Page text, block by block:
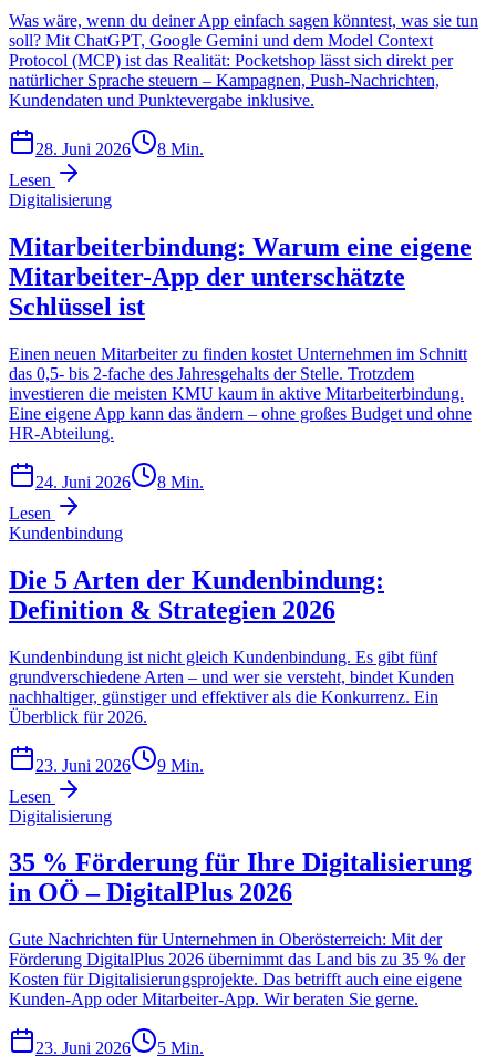
Was wäre, wenn du deiner App einfach sagen könntest, was sie tun
soll? Mit ChatGPT, Google Gemini und dem Model Context
Protocol (MCP) ist das Realität: Pocketshop lässt sich direkt per
natürlicher Sprache steuern – Kampagnen, Push-Nachrichten,
Kundendaten und Punktevergabe inklusive.
28. Juni 2026 8 Min.
Lesen
Digitalisierung
Mitarbeiterbindung: Warum eine eigene
Mitarbeiter-App der unterschätzte
Schlüssel ist
Einen neuen Mitarbeiter zu finden kostet Unternehmen im Schnitt
das 0,5- bis 2-fache des Jahresgehalts der Stelle. Trotzdem
investieren die meisten KMU kaum in aktive Mitarbeiterbindung.
Eine eigene App kann das ändern – ohne großes Budget und ohne
HR-Abteilung.
24. Juni 2026 8 Min.
Lesen
Kundenbindung
Die 5 Arten der Kundenbindung:
Definition & Strategien 2026
Kundenbindung ist nicht gleich Kundenbindung. Es gibt fünf
grundverschiedene Arten – und wer sie versteht, bindet Kunden
nachhaltiger, günstiger und effektiver als die Konkurrenz. Ein
Überblick für 2026.
23. Juni 2026 9 Min.
Lesen
Digitalisierung
35 % Förderung für Ihre Digitalisierung
in OÖ – DigitalPlus 2026
Gute Nachrichten für Unternehmen in Oberösterreich: Mit der
Förderung DigitalPlus 2026 übernimmt das Land bis zu 35 % der
Kosten für Digitalisierungsprojekte. Das betrifft auch eine eigene
Kunden-App oder Mitarbeiter-App. Wir beraten Sie gerne.
23. Juni 2026 5 Min.